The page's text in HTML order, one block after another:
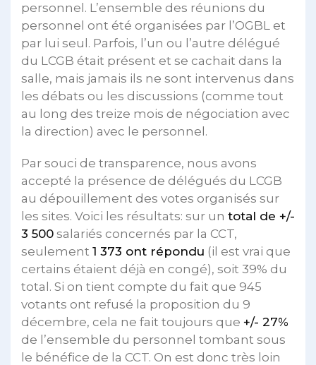
personnel. L’ensemble des réunions du
personnel ont été organisées par l’OGBL et
par lui seul. Parfois, l’un ou l’autre délégué
du LCGB était présent et se cachait dans la
salle, mais jamais ils ne sont intervenus dans
les débats ou les discussions (comme tout
au long des treize mois de négociation avec
la direction) avec le personnel.
Par souci de transparence, nous avons
accepté la présence de délégués du LCGB
au dépouillement des votes organisés sur
les sites. Voici les résultats: sur un total de +/-
3 500 salariés concernés par la CCT,
seulement 1 373 ont répondu (il est vrai que
certains étaient déjà en congé), soit 39% du
total. Si on tient compte du fait que 945
votants ont refusé la proposition du 9
décembre, cela ne fait toujours que +/- 27%
de l’ensemble du personnel tombant sous
le bénéfice de la CCT. On est donc très loin